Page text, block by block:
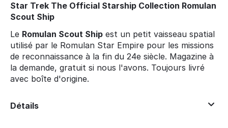
Star Trek The Official Starship Collection Romulan
Scout Ship
Le Romulan Scout Ship est un petit vaisseau spatial
utilisé par le Romulan Star Empire pour les missions
de reconnaissance à la fin du 24e siècle. Magazine à
la demande, gratuit si nous l'avons. Toujours livré
avec boîte d'origine.
Détails